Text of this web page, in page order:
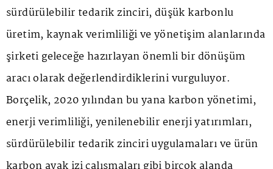
sürdürülebilir tedarik zinciri, düşük karbonlu
üretim, kaynak verimliliği ve yönetişim alanlarında
şirketi geleceğe hazırlayan önemli bir dönüşüm
aracı olarak değerlendirdiklerini vurguluyor.
Borçelik, 2020 yılından bu yana karbon yönetimi,
enerji verimliliği, yenilenebilir enerji yatırımları,
sürdürülebilir tedarik zinciri uygulamaları ve ürün